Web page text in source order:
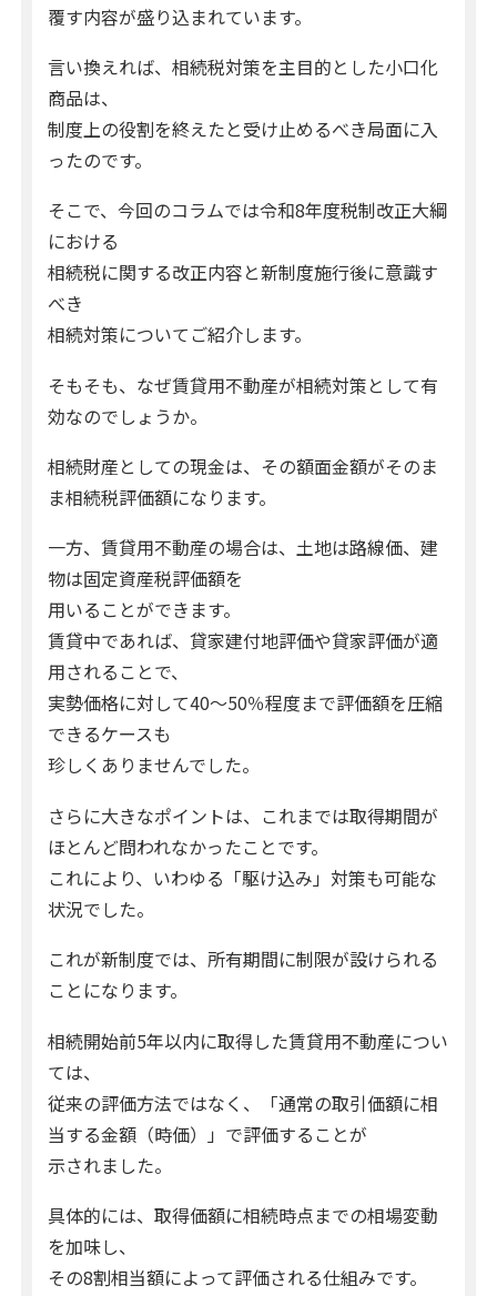
覆す内容が盛り込まれています。
言い換えれば、相続税対策を主目的とした小口化
商品は、
制度上の役割を終えたと受け止めるべき局面に入
ったのです。
そこで、今回のコラムでは令和8年度税制改正大綱
における
相続税に関する改正内容と新制度施行後に意識す
べき
相続対策についてご紹介します。
そもそも、なぜ賃貸用不動産が相続対策として有
効なのでしょうか。
相続財産としての現金は、その額面金額がそのま
ま相続税評価額になります。
一方、賃貸用不動産の場合は、土地は路線価、建
物は固定資産税評価額を
用いることができます。
賃貸中であれば、貸家建付地評価や貸家評価が適
用されることで、
実勢価格に対して40〜50％程度まで評価額を圧縮
できるケースも
珍しくありませんでした。
さらに大きなポイントは、これまでは取得期間が
ほとんど問われなかったことです。
これにより、いわゆる「駆け込み」対策も可能な
状況でした。
これが新制度では、所有期間に制限が設けられる
ことになります。
相続開始前5年以内に取得した賃貸用不動産につい
ては、
従来の評価方法ではなく、「通常の取引価額に相
当する金額（時価）」で評価することが
示されました。
具体的には、取得価額に相続時点までの相場変動
を加味し、
その8割相当額によって評価される仕組みです。